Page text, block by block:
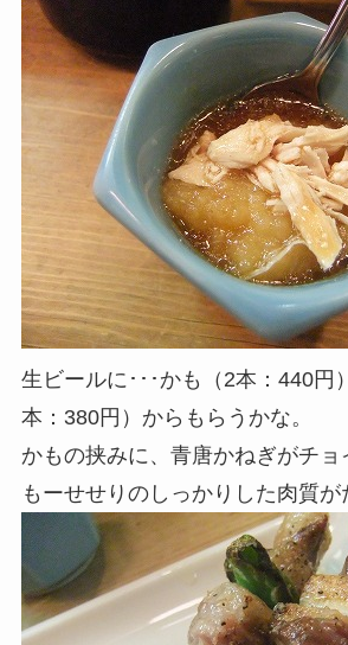
生ビールに･･･かも（2本：440円
本：380円）からもらうかな。
かもの挟みに、青唐かねぎがチョ
もーせせりのしっかりした肉質が